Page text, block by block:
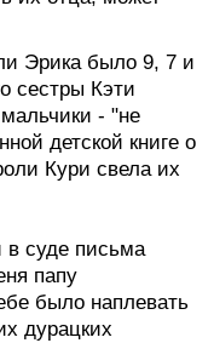
Эрика было 9, 7 и
сестры Кэти
- "не
детской книге о
Кури свела их
в суде письма
папу
было наплевать
дурацких